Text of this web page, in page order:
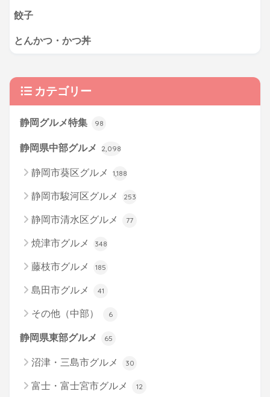
餃子
とんかつ・かつ丼
カテゴリー
静岡グルメ特集 98
静岡県中部グルメ 2,098
静岡市葵区グルメ 1,188
静岡市駿河区グルメ 253
静岡市清水区グルメ 77
焼津市グルメ 348
藤枝市グルメ 185
島田市グルメ 41
その他（中部） 6
静岡県東部グルメ 65
沼津・三島市グルメ 30
富士・富士宮市グルメ 12